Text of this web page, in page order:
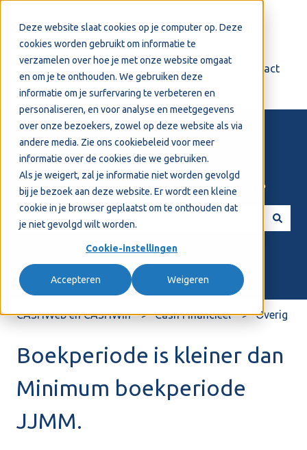
Deze website slaat cookies op je computer op. Deze
cookies worden gebruikt om informatie te
verzamelen over hoe je met onze website omgaat
en om je te onthouden. We gebruiken deze
informatie om je surfervaring te verbeteren en
personaliseren, en voor analyse en meetgegevens
over onze bezoekers, zowel op deze website als via
andere media. Zie ons cookiebeleid voor meer
informatie over de cookies die we gebruiken.
Als je weigert, zal je informatie niet worden gevolgd
bij je bezoek aan deze website. Er wordt een kleine
cookie in je browser geplaatst om te onthouden dat
je niet gevolgd wilt worden.
Cookie-instellingen
Accepteren Weigeren
Support Contact
Welkom! Hoe kunnen we je helpen?
CASHWeb en CASHWin Cash Financieel Overig
Boekperiode is kleiner dan
Minimum boekperiode
JJMM.